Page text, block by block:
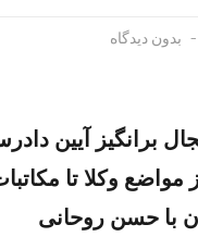
بدون دیدگاه
برانگیز آیین
مواضع وکلا تا
با حسن روحانی